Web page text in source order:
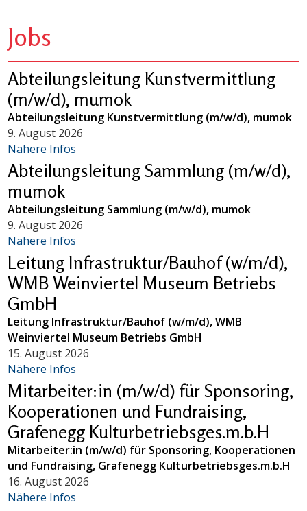
Jobs
Abteilungsleitung Kunstvermittlung
(m/w/d), mumok
Abteilungsleitung Kunstvermittlung (m/w/d), mumok
9. August 2026
Nähere Infos
Abteilungsleitung Sammlung (m/w/d),
mumok
Abteilungsleitung Sammlung (m/w/d), mumok
9. August 2026
Nähere Infos
Leitung Infrastruktur/Bauhof (w/m/d),
WMB Weinviertel Museum Betriebs
GmbH
Leitung Infrastruktur/Bauhof (w/m/d), WMB
Weinviertel Museum Betriebs GmbH
15. August 2026
Nähere Infos
Mitarbeiter:in (m/w/d) für Sponsoring,
Kooperationen und Fundraising,
Grafenegg Kulturbetriebsges.m.b.H
Mitarbeiter:in (m/w/d) für Sponsoring, Kooperationen
und Fundraising, Grafenegg Kulturbetriebsges.m.b.H
16. August 2026
Nähere Infos